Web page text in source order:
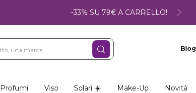
-33% SU 79€ A CARRELLO!
Blog
Profumi Viso Solari ☀️ Make-Up Novità